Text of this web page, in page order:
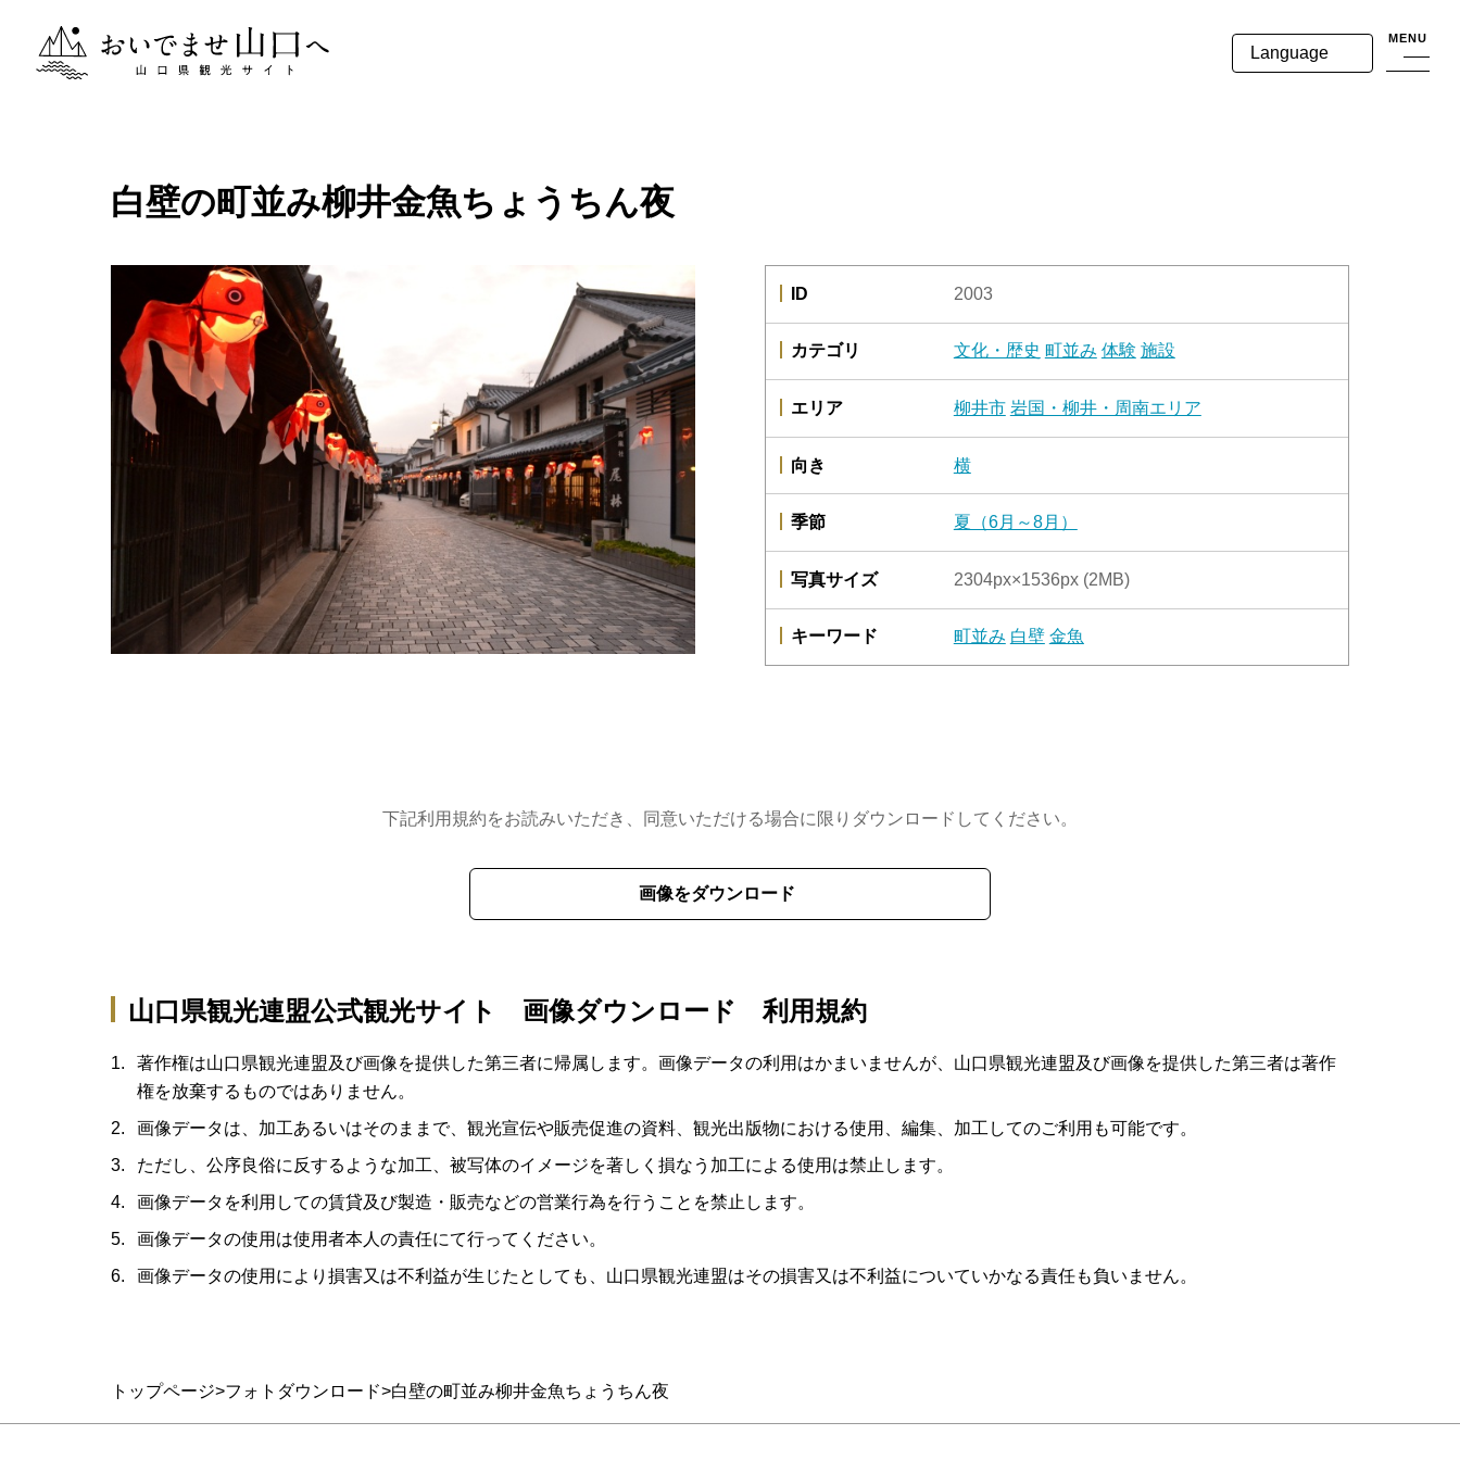
おいでませ山口へー山口県観光サイト MENU
Language
トップページ フォトダウンロード 白壁の町並み柳井金魚ちょうちん夜
白壁の町並み柳井金魚ちょうちん夜
ID 2003
カテゴリ 文化・歴史 町並み 体験 施設
エリア 柳井市 岩国・柳井・周南エリア
向き 横
季節 夏（6月～8月）
写真サイズ 2304px×1536px (2MB)
キーワード 町並み 白壁 金魚
下記利用規約をお読みいただき、同意いただける場合に限りダウンロードしてください。
画像をダウンロード
山口県観光連盟公式観光サイト 画像ダウンロード 利用規約
著作権は山口県観光連盟及び画像を提供した第三者に帰属します。画像データの利用はかまいませんが、山口県観光連盟及び画像を提供した第三者は著作
権を放棄するものではありません。
画像データは、加工あるいはそのままで、観光宣伝や販売促進の資料、観光出版物における使用、編集、加工してのご利用も可能です。
ただし、公序良俗に反するような加工、被写体のイメージを著しく損なう加工による使用は禁止します。
画像データを利用しての賃貸及び製造・販売などの営業行為を行うことを禁止します。
画像データの使用は使用者本人の責任にて行ってください。
画像データの使用により損害又は不利益が生じたとしても、山口県観光連盟はその損害又は不利益についていかなる責任も負いません。